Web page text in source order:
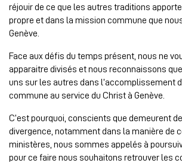
réjouir de ce que les autres traditions
propre et dans la mission commune que
Genève.
Face aux défis du temps présent, nous ne
apparaitre divisés et nous reconnaissons
uns sur les autres dans l’accomplissement
commune au service du Christ à Genève.
C’est pourquoi, conscients que demeurent
divergence, notamment dans la manière de
ministères, nous sommes appelés à
pour ce faire nous souhaitons retrouver les